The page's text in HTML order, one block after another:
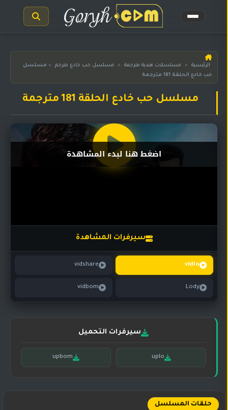
الرئيسية
مسلسلات
المترجمة
مسلسلات
مسلسلات
تركي
مسلسلات
الرئيسية » مسلسلات هندية مترجمة » مسلسل حب خادع مترجم » مسلسل
حب خادع الحلقة 181 مترجمة
مسلسل حب خادع الحلقة 181 مترجمة
سيرفرات المشاهدة
vidlo
vidshare
Lody
vidbom
اضغط هنا لبدء المشاهدة
سيرفرات التحميل
uplo
upbom
حلقات المسلسل